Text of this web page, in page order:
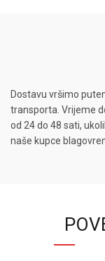
Dostavu vršimo
transporta. Vrijeme
od 24 do 48 sati,
naše kupce